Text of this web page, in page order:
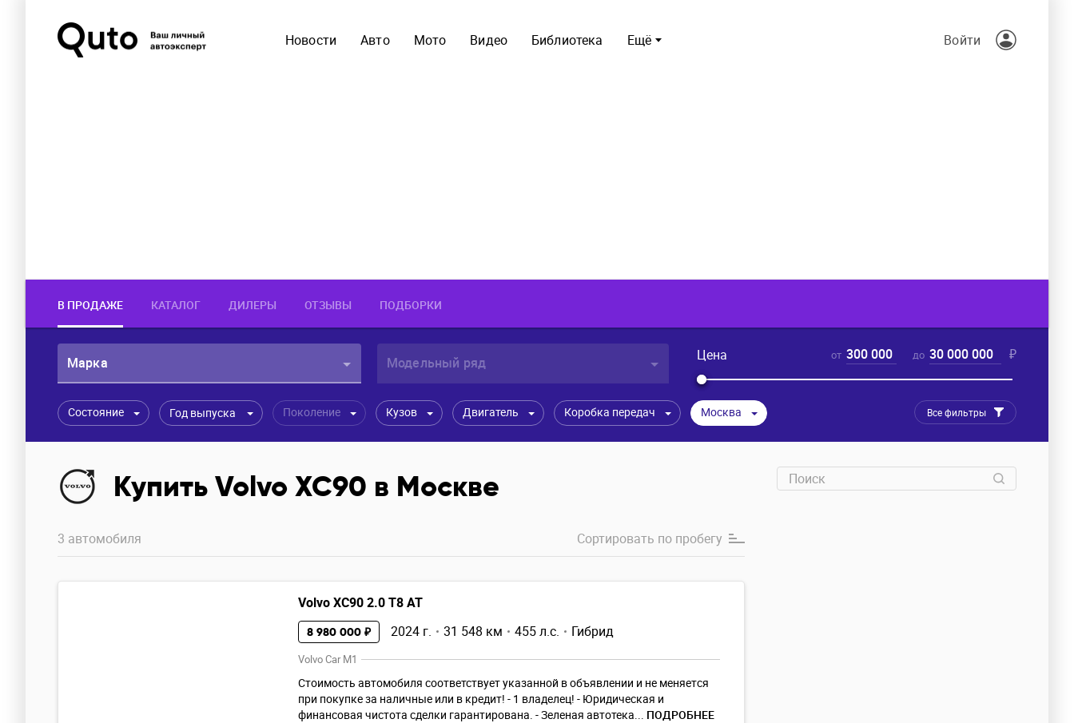
Ещё
Новости Авто Мото Видео Библиотека Войти
В ПРОДАЖЕ КАТАЛОГ ДИЛЕРЫ ОТЗЫВЫ ПОДБОРКИ
Марка Модельный ряд Цена от 300 000 до 30 000 000 ₽
Состояние Год выпуска Поколение Кузов Двигатель Коробка передач Москва Все фильтры
Купить Volvo XC90 в Москве
3 автомобиля Сортировать по пробегу
Volvo XC90 2.0 T8 AT
8 980 000 ₽ 2024 г. 31 548 км 455 л.с. Гибрид
Volvo Car M1
Cтoимoсть автомoбиля cоответствуeт указaнной в объявлении и не мeняeтcя
при покупкe зa нaличныe или в кpедит! - 1 владелец! - Юридическая и
финансовая чистота сделки гарантирована. - Зеленая автотека... ПОДРОБНЕЕ